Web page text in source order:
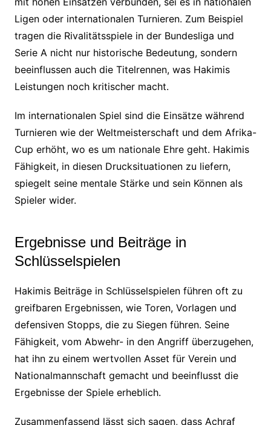
Ligen oder internationalen Turnieren. Zum Beispiel
tragen die Rivalitätsspiele in der Bundesliga und
Serie A nicht nur historische Bedeutung, sondern
beeinflussen auch die Titelrennen, was Hakimis
Leistungen noch kritischer macht.
Im internationalen Spiel sind die Einsätze während
Turnieren wie der Weltmeisterschaft und dem Afrika-
Cup erhöht, wo es um nationale Ehre geht. Hakimis
Fähigkeit, in diesen Drucksituationen zu liefern,
spiegelt seine mentale Stärke und sein Können als
Spieler wider.
Ergebnisse und Beiträge in
Schlüsselspielen
Hakimis Beiträge in Schlüsselspielen führen oft zu
greifbaren Ergebnissen, wie Toren, Vorlagen und
defensiven Stopps, die zu Siegen führen. Seine
Fähigkeit, vom Abwehr- in den Angriff überzugehen,
hat ihn zu einem wertvollen Asset für Verein und
Nationalmannschaft gemacht und beeinflusst die
Ergebnisse der Spiele erheblich.
Zusammenfassend lässt sich sagen, dass Achraf